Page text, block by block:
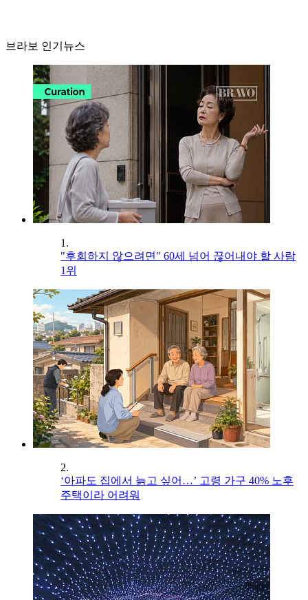
브라보 인기뉴스
1.
"후회하지 않으려면" 60세 넘어 끊어내야 할 사람
1위
2.
‘아파도 집에서 늙고 싶어…’ 고령 가구 40% 노후
주택이라 어려워